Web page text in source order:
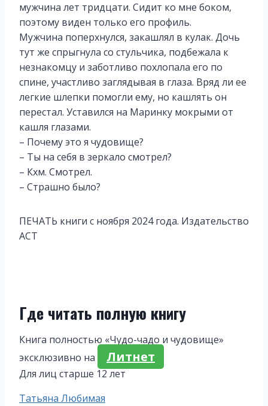
мужчина лет тридцати. Сидит ко мне боком,
поэтому виден только его профиль.
Мужчина поперхнулся, закашлял в кулак. Дочь
тут же спрыгнула со стульчика, подбежала к
незнакомцу и заботливо похлопала его по
спине, участливо заглядывая в глаза. Вряд ли ее
легкие шлепки помогли ему, но кашлять он
перестал. Уставился на Маринку мокрыми от
кашля глазами.
– Почему это я чудовище?
– Ты на себя в зеркало смотрел?
– Кхм. Смотрел.
– Страшно было?
ПЕЧАТЬ книги с ноября 2024 года. Издательство
АСТ
Где читать полную книгу
Книга полностью «Чудо-чадо и чудовище»
эксклюзивно на
Литнет
Для лиц старше 12 лет
Метки
Татьяна Любимая